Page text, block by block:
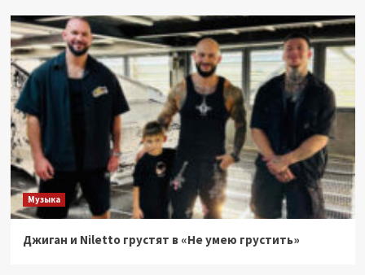
Музыка
Джиган и Niletto грустят в «Не умею грустить»